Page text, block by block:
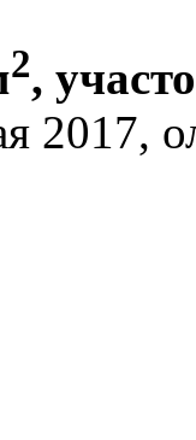
2,
2017,